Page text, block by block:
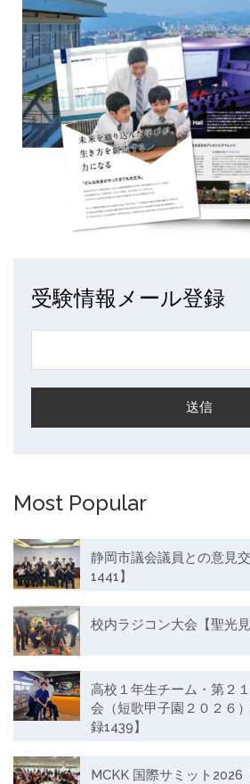
受験情報メール登録
Most Popular
静岡市議会議員との意見
1441】
校内ラジコン大会【聖光見
高校１年生チーム・第２
会（短歌甲子園２０２６
録1439】
MCKK 国際サミット2026